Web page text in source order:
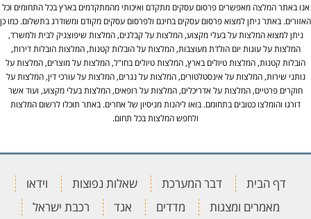
אנו באתר המלצה מאפשרים פרסום עסקים מתקדם ואיכותי מהמתקדמים בארץ בכל התחומים וכל
האזורים. באתר ניתן למצוא פרסום עסקים בחינם ולפרסום עסקים מקודם ומשודרג בתשלום. כמו כן
ניתן למצוא המלצות על בעלי מקצוע, המלצות על קבלנים, המלצות שיפוצניק לבית ולמשרד,
המלצות על עוגות יום הולדת מעוצבות, המלצות על הובלות קטנות, המלצות הובלות דירות,
הובלות קטנות, המלצות טיולים בארץ, המלצות טיולים בחו"ל, המלצות על מוצרים, המלצות על
נותני שירות, המלצות על אינסטלטורים, המלצות על נגרים, המלצות על עורכי דין, המלצות על
חוקרים פרטיים, המלצות על אדריכלים, המלצות על רופאים, המלצות בעלי מקצוע, ועוד אשר
דורגו והומלצו כטובים בתחומם. בואו ליהנות מניסיון של אחרים. באתר תוכלו לרשום המלצות
ולחפש המלצות בכל תחום.
דף הבית דבר המערכת שאלות נפוצות
וידאו
מאמרים ומצגות
מדדים אגד רכבת ישראל